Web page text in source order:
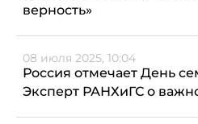
верность»
08 июля 2025, 10:04
Россия отмечает День
Эксперт РАНХиГС о